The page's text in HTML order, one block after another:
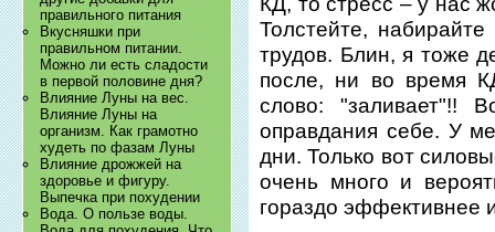
правильного питания
Вкусняшки при
правильном питании.
Можно ли есть сладости
в первой половине дня?
Влияние Луны на вес.
Влияние Луны на
организм. Как грамотно
худеть по фазам Луны
Влияние дрожжей на
здоровье и фигуру.
Выпечка при похудении
Вода. О пользе воды.
Толстейте,
трудов. Блин, я тоже
после, ни во время
слово: "заливает"!!
оправдания себе. У
дни. Только вот
очень много и
гораздо эффективнее